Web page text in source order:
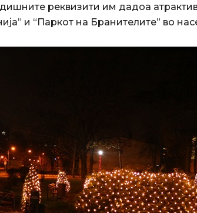
реквизити им дадоа
и “Паркот на Бранителите” во